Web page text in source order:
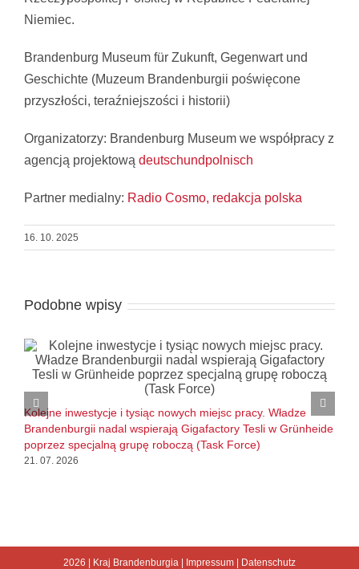
Niemiec.
Brandenburg Museum für Zukunft, Gegenwart und
Geschichte (Muzeum Brandenburgii poświęcone
przyszłości, teraźniejszości i historii)
Organizatorzy: Brandenburg Museum we współpracy z
agencją projektową deutschundpolnisch
Partner medialny: Radio Cosmo, redakcja polska
16. 10. 2025
Podobne wpisy
Kolejne inwestycje i tysiąc nowych miejsc pracy. Władze
Brandenburgii nadal wspierają Gigafactory Tesli w Grünheide
poprzez specjalną grupę roboczą (Task Force)
21. 07. 2026
2026 | Kraj Brandenburgia Impressum Datenschutz